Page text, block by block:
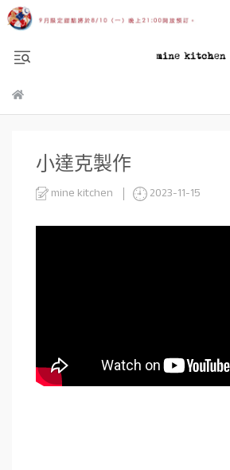
小達克製作
mine kitchen 2023-11-15